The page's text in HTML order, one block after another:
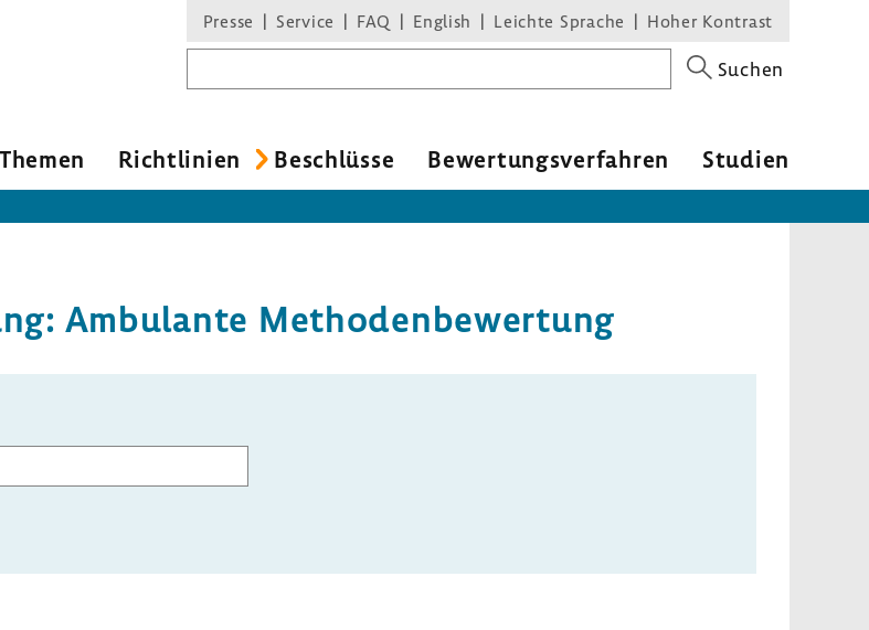
Presse Service FAQ English Leichte Sprache Hoher Kontrast
Suchen
Themen Richt­li­nien Beschlüsse Bewer­tungs­ver­fahren Studien
Ambu­lante Metho­den­be­wer­tung